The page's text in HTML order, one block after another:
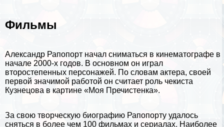
Фильмы
Александр Рапопорт начал сниматься в кинематографе в
начале 2000-х годов. В основном он играл
второстепенных персонажей. По словам актера, своей
первой значимой работой он считает роль чекиста
Кузнецова в картине «Моя Пречистенка».
За свою творческую биографию Рапопорту удалось
сняться в более чем 100 фильмах и сериалах. Наиболее